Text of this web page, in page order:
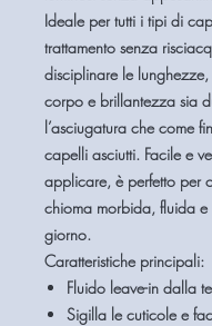
Ideale per tutti i tipi di
trattamento senza
disciplinare le
corpo e brillantezza sia
l’asciugatura che come
capelli asciutti. Facile e
applicare, è perfetto per
chioma morbida, fluida e
giorno.
Caratteristiche principali:
Fluido leave-in dalla
Sigilla le cuticole e